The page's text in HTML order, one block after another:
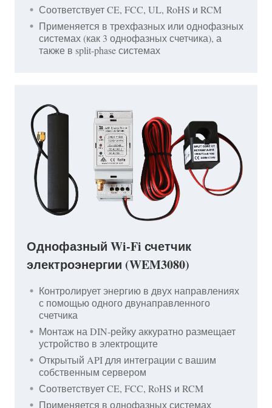
Соответствует CE, FCC, UL, RoHS и RCM
Применяется в трехфазных или однофазных
системах (как 3 однофазных счетчика), а
также в split-phase системах
Однофазный Wi-Fi счетчик
электроэнергии (WEM3080)
Контролирует энергию в двух направлениях
с помощью одного двунаправленного
счетчика
Монтаж на DIN-рейку аккуратно размещает
устройство в электрощите
Открытый API для интеграции с вашим
собственным сервером
Соответствует CE, FCC, RoHS и RCM
Применяется в однофазных системах